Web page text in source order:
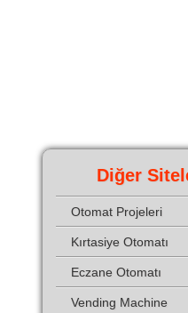
Diğer
Otomat Projeleri
Kırtasiye Otomatı
Eczane Otomatı
Vending Machine